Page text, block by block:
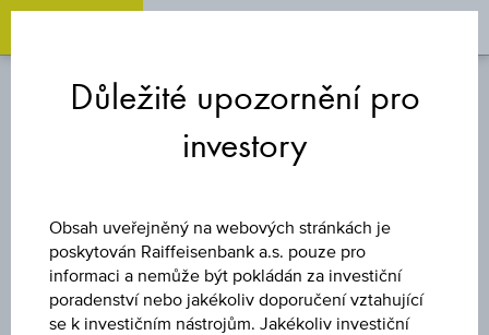
Quicklinks
KOŠ
WORST OF
BASKET
Důležité upozornění pro
investory
Obsah uveřejněný na webových stránkách je
poskytován Raiffeisenbank a.s. pouze pro
informaci a nemůže být pokládán za investiční
poradenství nebo jakékoliv doporučení vztahující
se k investičním nástrojům. Jakékoliv investiční